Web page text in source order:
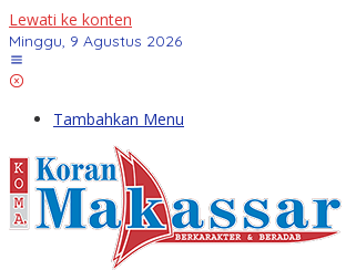
Lewati ke konten
Minggu, 9 Agustus 2026
Tambahkan Menu